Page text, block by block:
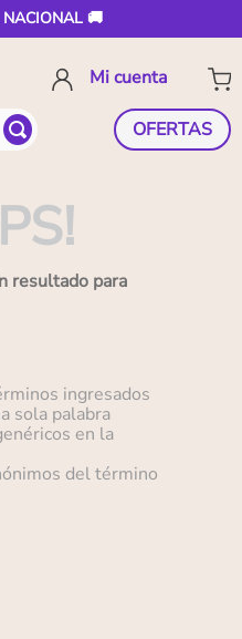
🚚
OFERTAS
resultado para
ingresados
sola palabra
en la
del término